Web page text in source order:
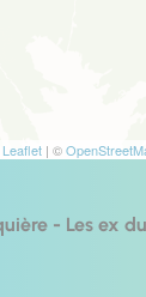
| ©
- Les ex